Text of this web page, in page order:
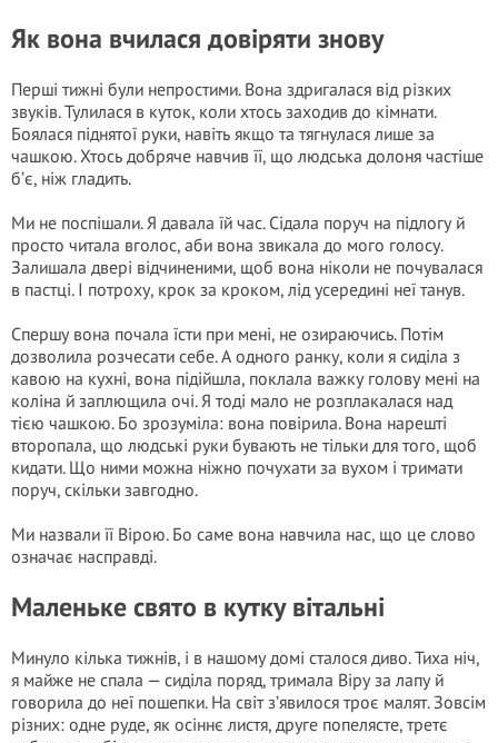
Як вона вчилася довіряти знову
Перші тижні були непростими. Вона здригалася від різких
звуків. Тулилася в куток, коли хтось заходив до кімнати.
Боялася піднятої руки, навіть якщо та тягнулася лише за
чашкою. Хтось добряче навчив її, що людська долоня частіше
б’є, ніж гладить.
Ми не поспішали. Я давала їй час. Сідала поруч на підлогу й
просто читала вголос, аби вона звикала до мого голосу.
Залишала двері відчиненими, щоб вона ніколи не почувалася
в пастці. І потроху, крок за кроком, лід усередині неї танув.
Спершу вона почала їсти при мені, не озираючись. Потім
дозволила розчесати себе. А одного ранку, коли я сиділа з
кавою на кухні, вона підійшла, поклала важку голову мені на
коліна й заплющила очі. Я тоді мало не розплакалася над
тією чашкою. Бо зрозуміла: вона повірила. Вона нарешті
второпала, що людські руки бувають не тільки для того, щоб
кидати. Що ними можна ніжно почухати за вухом і тримати
поруч, скільки завгодно.
Ми назвали її Вірою. Бо саме вона навчила нас, що це слово
означає насправді.
Маленьке свято в кутку вітальні
Минуло кілька тижнів, і в нашому домі сталося диво. Тиха ніч,
я майже не спала — сиділа поряд, тримала Віру за лапу й
говорила до неї пошепки. На світ з’явилося троє малят. Зовсім
різних: одне руде, як осіннє листя, друге попелясте, третє